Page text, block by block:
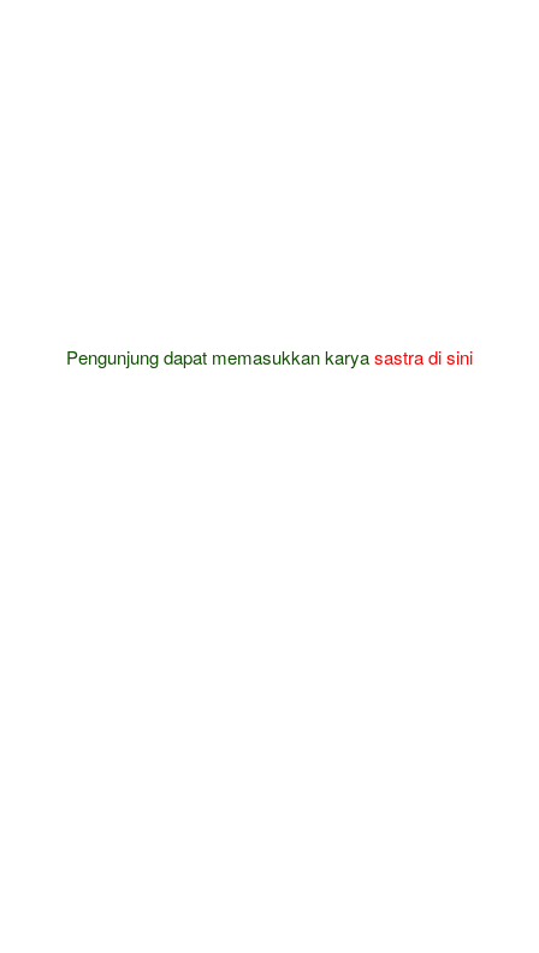
Pengunjung dapat memasukkan karyasastradi sini